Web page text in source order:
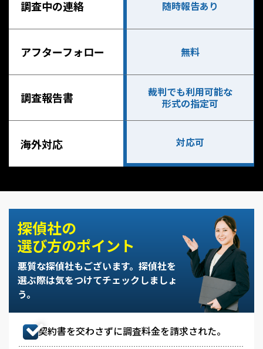
調査中の連絡 随時報告あり
アフターフォロー 無料
調査報告書
裁判でも利用可能な
形式の指定可
海外対応 対応可
探偵社の
選び方のポイント
悪質な探偵社もございます。 探偵社を
選ぶ際は気をつけてチェックしましょ
う。
契約書を交わさずに調査料金を請求された。